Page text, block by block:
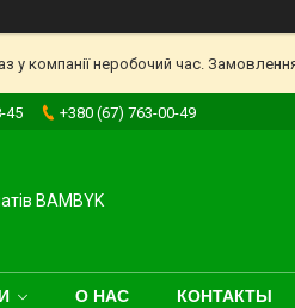
у компанії неробочий час.
45 +380 (67) 763-00-49
BAMBYK
О НАС КОНТАКТЫ